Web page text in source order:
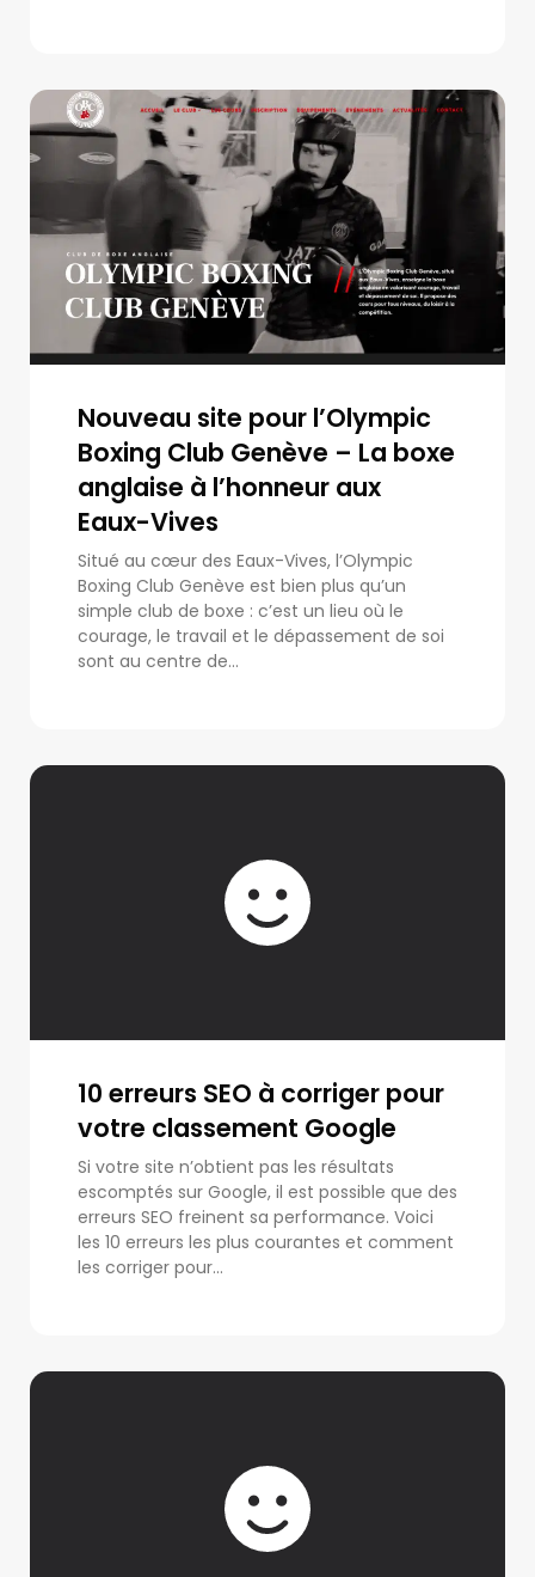
Nouveau site pour l’Olympic
Boxing Club Genève – La boxe
anglaise à l’honneur aux
Eaux-Vives
Situé au cœur des Eaux-Vives, l’Olympic
Boxing Club Genève est bien plus qu’un
simple club de boxe : c’est un lieu où le
courage, le travail et le dépassement de soi
sont au centre de...
10 erreurs SEO à corriger pour
votre classement Google
Si votre site n’obtient pas les résultats
escomptés sur Google, il est possible que des
erreurs SEO freinent sa performance. Voici
les 10 erreurs les plus courantes et comment
les corriger pour...